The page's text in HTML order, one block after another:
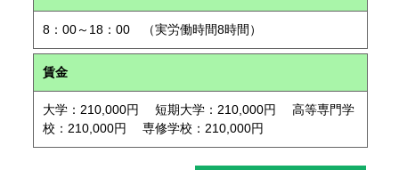
8：00～18：00 （実労働時間8時間）
賃金
大学：210,000円 短期大学：210,000円 高等専門学
校：210,000円 専修学校：210,000円